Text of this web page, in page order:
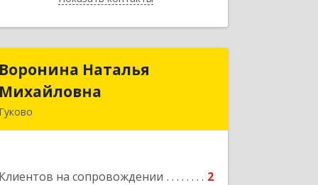
Воронина Наталья
Михайловна
Гуково
Клиентов на сопровождении 2
Воронина Наталья